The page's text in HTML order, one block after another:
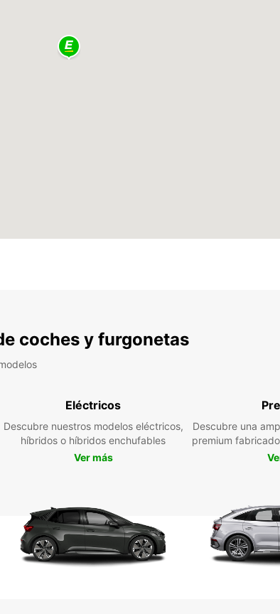
coches y furgonetas
Eléctricos
Descubre nuestros modelos eléctricos,
híbridos o híbridos enchufables
Ver más
Descubre una
premium